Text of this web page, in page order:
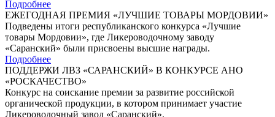
Подробнее
ЕЖЕГОДНАЯ ПРЕМИЯ «ЛУЧШИЕ ТОВАРЫ МОРДОВИИ»
Подведены итоги республиканского конкурса «Лучшие
товары Мордовии», где Ликероводочному заводу
«Саранский» были присвоены высшие награды.
Подробнее
ПОДДЕРЖИ ЛВЗ «САРАНСКИЙ» В КОНКУРСЕ АНО
«РОСКАЧЕСТВО»
Конкурс на соискание премии за развитие российской
органической продукции, в котором принимает участие
Ликероводочный завод «Саранский».